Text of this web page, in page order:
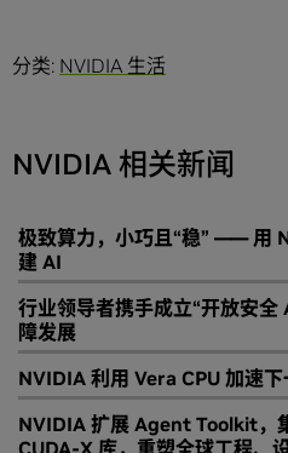
分类: NVIDIA 生活
NVIDIA 相关新闻
极致算力，小巧且“稳” —— 用
建 AI
行业领导者携手成立“开放安全
障发展
NVIDIA 利用 Vera CPU 加速
NVIDIA 扩展 Agent Toolkit，
CUDA-X 库，重塑全球工程、